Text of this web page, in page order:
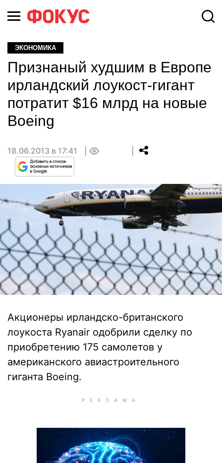
ЭКОНОМИКА
Признаный худшим в Европе
ирландский лоукост-гигант
потратит $16 млрд на новые
Boeing
18.06.2013 в 17:41
Акционеры ирландско-британского
лоукоста Ryanair одобрили сделку по
приобретению 175 самолетов у
американского авиастроительного
гиганта Boeing.